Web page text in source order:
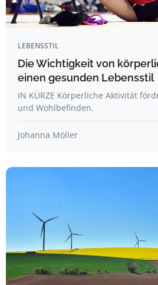
LEBENSSTIL
Die Wichtigkeit von
einen gesunden Lebensstil
IN KÜRZE Körperliche Aktivität
und Wohlbefinden.
Johanna Möller